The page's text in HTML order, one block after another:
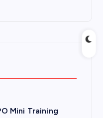
Mini Training